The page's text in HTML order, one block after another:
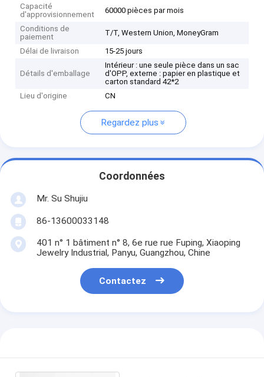
Capacité
d'approvisionnement
60000 pièces par mois
Conditions de
paiement
T/T, Western Union, MoneyGram
Délai de livraison 15-25 jours
Détails d'emballage
Intérieur : une seule pièce dans un sac
d'OPP, externe : papier en plastique et
carton standard 42*2
Lieu d'origine
CN
Regardez plus
Coordonnées
Mr. Su Shujiu
86-13600033148
401 n° 1 bâtiment n° 8, 6e rue rue Fuping, Xiaoping
Jewelry Industrial, Panyu, Guangzhou, Chine
Contactez